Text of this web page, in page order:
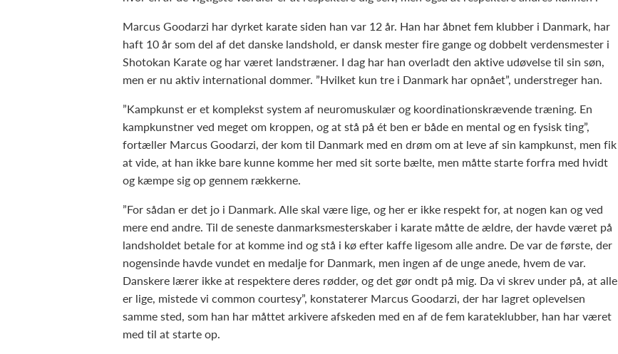
Marcus Goodarzi har dyrket karate siden han var 12 år. Han har åbnet fem klubber i Danmark, har
haft 10 år som del af det danske landshold, er dansk mester fire gange og dobbelt verdensmester i
Shotokan Karate og har været landstræner. I dag har han overladt den aktive udøvelse til sin søn,
men er nu aktiv international dommer. ”Hvilket kun tre i Danmark har opnået”, understreger han.
”Kampkunst er et komplekst system af neuromuskulær og koordinationskrævende træning. En
kampkunstner ved meget om kroppen, og at stå på ét ben er både en mental og en fysisk ting”,
fortæller Marcus Goodarzi, der kom til Danmark med en drøm om at leve af sin kampkunst, men fik
at vide, at han ikke bare kunne komme her med sit sorte bælte, men måtte starte forfra med hvidt
og kæmpe sig op gennem rækkerne.
”For sådan er det jo i Danmark. Alle skal være lige, og her er ikke respekt for, at nogen kan og ved
mere end andre. Til de seneste danmarksmesterskaber i karate måtte de ældre, der havde været på
landsholdet betale for at komme ind og stå i kø efter kaffe ligesom alle andre. De var de første, der
nogensinde havde vundet en medalje for Danmark, men ingen af de unge anede, hvem de var.
Danskere lærer ikke at respektere deres rødder, og det gør ondt på mig. Da vi skrev under på, at alle
er lige, mistede vi common courtesy”, konstaterer Marcus Goodarzi, der har lagret oplevelsen
samme sted, som han har måttet arkivere afskeden med en af de fem karateklubber, han har været
med til at starte op.